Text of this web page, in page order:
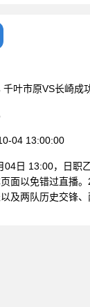
千叶市原VS长崎成
04 13:00:00
04日 13:00，日职
面以免错过直播
及两队历史交锋、